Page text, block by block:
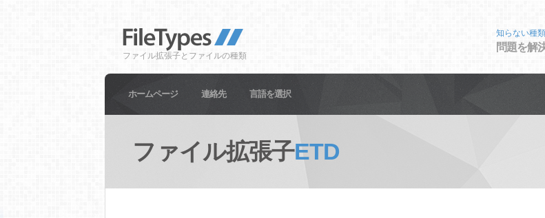
ファイル拡張子とファイルの種類
知らない種
問題を解
ホームページ 連絡先 言語を選択
ファイル拡張子ETD